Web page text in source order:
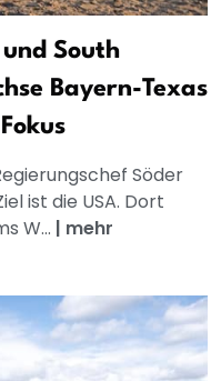
South
Bayern-Texas
Söder
ist die USA. Dort
W... | mehr